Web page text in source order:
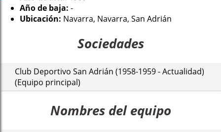
Año de baja: -
Ubicación: Navarra, Navarra, San Adrián
Sociedades
Club Deportivo San Adrián (1958-1959 - Actualidad)
(Equipo principal)
Nombres del equipo